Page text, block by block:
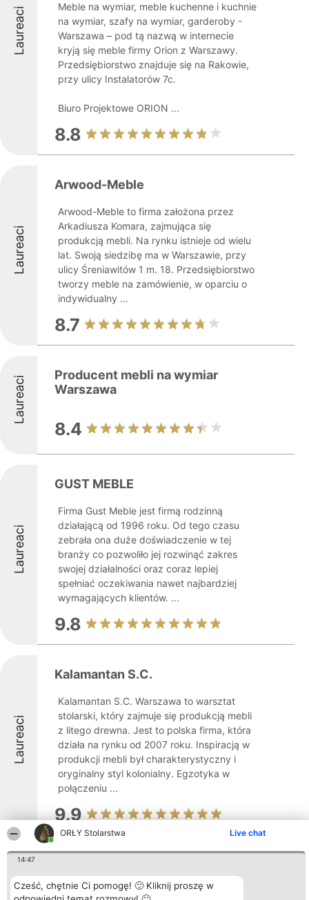
ORŁY Stolarstwa Live chat
14:47
Cześć, chętnie Ci pomogę! 🙂 Kliknij proszę w
Laureaci
Meble na wymiar, meble kuchenne i kuchnie
na wymiar, szafy na wymiar, garderoby -
Warszawa – pod tą nazwą w internecie
kryją się meble firmy Orion z Warszawy.
Przedsiębiorstwo znajduje się na Rakowie,
przy ulicy Instalatorów 7c.
Biuro Projektowe ORION ...
8.8
Laureaci
Arwood-Meble
Arwood-Meble to firma założona przez
Arkadiusza Komara, zajmująca się
produkcją mebli. Na rynku istnieje od wielu
lat. Swoją siedzibę ma w Warszawie, przy
ulicy Śreniawitów 1 m. 18. Przedsiębiorstwo
tworzy meble na zamówienie, w oparciu o
indywidualny ...
8.7
Laureaci
Producent mebli na wymiar
Warszawa
8.4
Laureaci
GUST MEBLE
Firma Gust Meble jest firmą rodzinną
działającą od 1996 roku. Od tego czasu
zebrała ona duże doświadczenie w tej
branży co pozwoliło jej rozwinąć zakres
swojej działalności oraz coraz lepiej
spełniać oczekiwania nawet najbardziej
wymagających klientów. ...
9.8
Laureaci
Kalamantan S.C.
Kalamantan S.C. Warszawa to warsztat
stolarski, który zajmuje się produkcją mebli
z litego drewna. Jest to polska firma, która
działa na rynku od 2007 roku. Inspiracją w
produkcji mebli był charakterystyczny i
oryginalny styl kolonialny. Egzotyka w
połączeniu ...
9.9
Skurzyński